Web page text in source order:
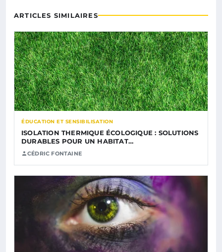
ARTICLES SIMILAIRES
ÉDUCATION ET SENSIBILISATION
ISOLATION THERMIQUE ÉCOLOGIQUE : SOLUTIONS
DURABLES POUR UN HABITAT…
CÉDRIC FONTAINE